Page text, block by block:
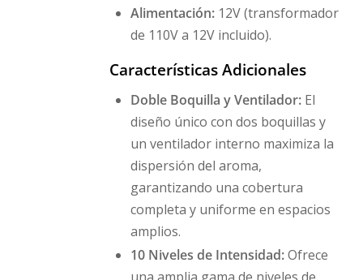
Alimentación:12V (transformador
de 110V a 12V incluido).
Características Adicionales
Doble Boquilla y Ventilador:El
diseño único con dos boquillas y
un ventilador interno maximiza la
dispersión del aroma,
garantizando una cobertura
completa y uniforme en espacios
amplios.
10 Niveles de Intensidad:Ofrece